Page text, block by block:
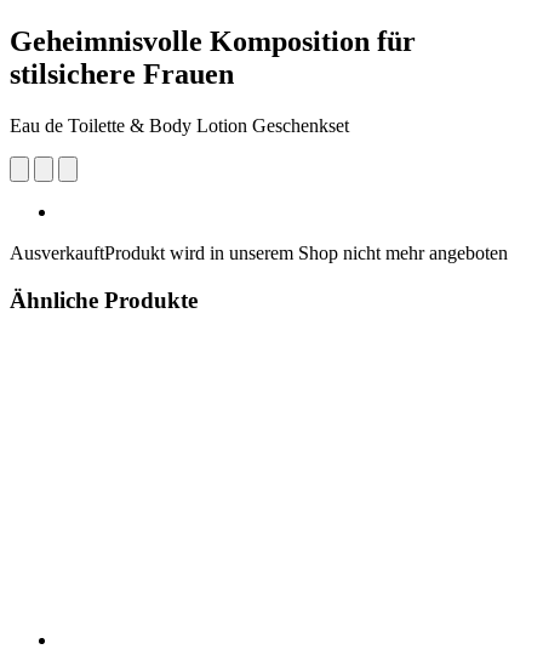
Geheimnisvolle Komposition für
stilsichere Frauen
Eau de Toilette & Body Lotion Geschenkset
AusverkauftProdukt wird in unserem Shop nicht mehr angeboten
Ähnliche Produkte